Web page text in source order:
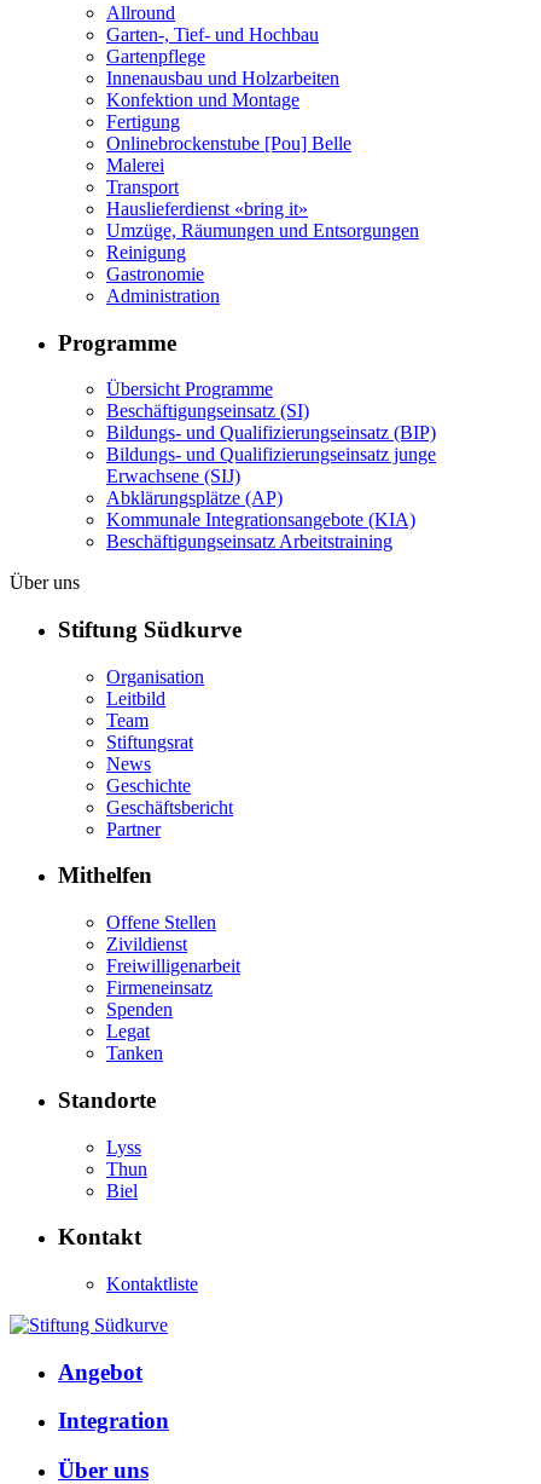
Allround
Garten-, Tief- und Hochbau
Gartenpflege
Innenausbau und Holzarbeiten
Konfektion und Montage
Fertigung
Onlinebrockenstube [Pou] Belle
Malerei
Transport
Hauslieferdienst «bring it»
Umzüge, Räumungen und Entsorgungen
Reinigung
Gastronomie
Administration
Programme
Übersicht Programme
Beschäftigungseinsatz (SI)
Bildungs- und Qualifizierungseinsatz (BIP)
Bildungs- und Qualifizierungseinsatz junge
Erwachsene (SIJ)
Abklärungsplätze (AP)
Kommunale Integrationsangebote (KIA)
Beschäftigungseinsatz Arbeitstraining
Über uns
Stiftung Südkurve
Organisation
Leitbild
Team
Stiftungsrat
News
Geschichte
Geschäftsbericht
Partner
Mithelfen
Offene Stellen
Zivildienst
Freiwilligenarbeit
Firmeneinsatz
Spenden
Legat
Tanken
Standorte
Lyss
Thun
Biel
Kontakt
Kontaktliste
Angebot
Integration
Über uns